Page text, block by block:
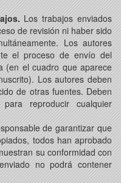
Los trabajos enviados
de revisión ni haber sido
Los autores
el proceso de envío del
(en el cuadro que aparece
Los autores deben
de otras fuentes. Deben
reproducir cualquier
de garantizar que
todos han aprobado
su conformidad con
no podrá contener